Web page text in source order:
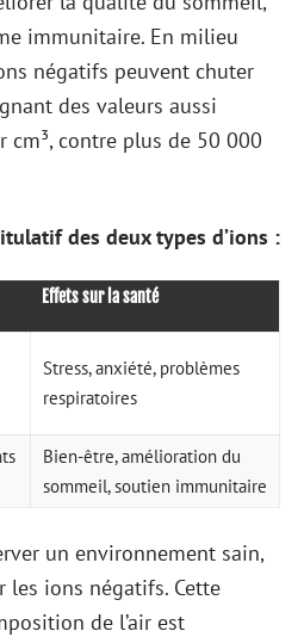
immunitaire. En milieu
négatifs peuvent chuter
des valeurs aussi
cm³, contre plus de 50 000
des deux types d’ions :
Effets sur la santé
Stress, anxiété, problèmes
respiratoires
Bien-être, amélioration du
sommeil, soutien immunitaire
un environnement sain,
les ions négatifs. Cette
de l’air est